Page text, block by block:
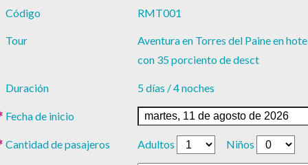
Código RMT001
Tour
Aventura en Torres del Paine en
con 35 porciento de desct
Duración 5 días / 4 noches
Fecha de inicio
Cantidad de pasajeros Adultos Niños